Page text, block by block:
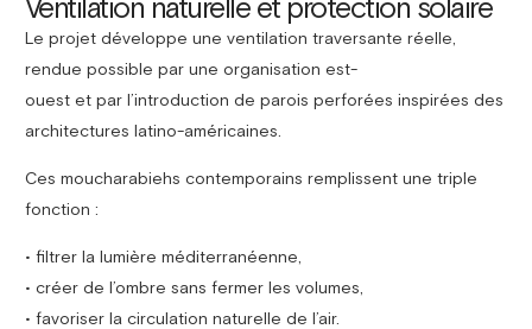
Le projet développe une ventilation traversante réelle,
rendue possible par une organisation est-
ouest et par l’introduction de parois perforées inspirées des
architectures latino-américaines.
Ces moucharabiehs contemporains remplissent une triple
fonction :
• filtrer la lumière méditerranéenne,
• créer de l’ombre sans fermer les volumes,
• favoriser la circulation naturelle de l’air.